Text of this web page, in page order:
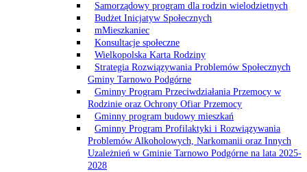
Samorządowy program dla rodzin wielodzietnych
Budżet Inicjatyw Społecznych
mMieszkaniec
Konsultacje społeczne
Wielkopolska Karta Rodziny
Strategia Rozwiązywania Problemów Społecznych
Gminy Tarnowo Podgórne
Gminny Program Przeciwdziałania Przemocy w
Rodzinie oraz Ochrony Ofiar Przemocy
Gminny program budowy mieszkań
Gminny Program Profilaktyki i Rozwiązywania
Problemów Alkoholowych, Narkomanii oraz Innych
Uzależnień w Gminie Tarnowo Podgórne na lata 2025-
2028